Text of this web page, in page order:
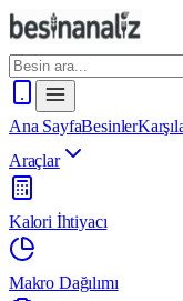
Ana SayfaBesinler
Araçlar
Kalori İhtiyacı
Makro Dağılımı